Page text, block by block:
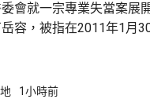
會就一宗專業失當案展
容，被指在2011年1月
檢查時才發現，有三條
1小時前